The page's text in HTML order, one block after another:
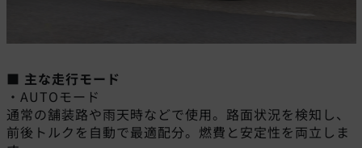
■ 主な走行モード
・AUTOモード
通常の舗装路や雨天時などで使用。路面状況を検知し、
前後トルクを自動で最適配分。燃費と安定性を両立しま